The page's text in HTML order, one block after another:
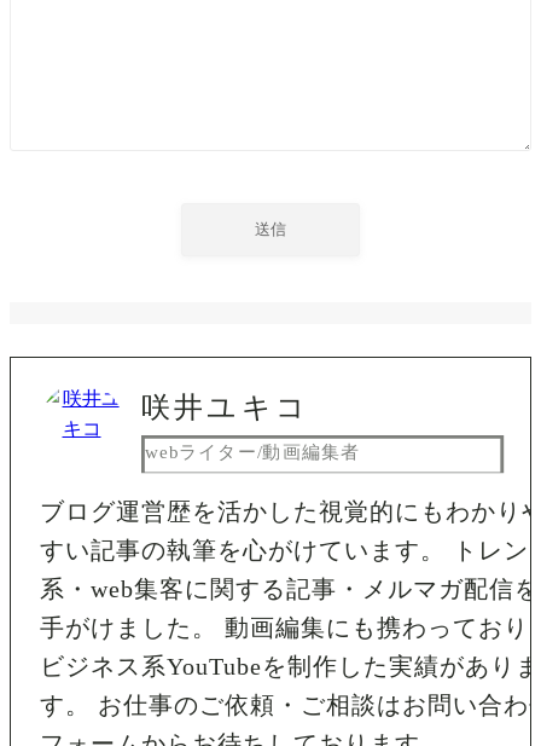
咲井ユキコ
webライター/動画編集者
ブログ運営歴を活かした視覚的にもわかり
すい記事の執筆を心がけています。 トレン
系・web集客に関する記事・メルマガ配信を
手がけました。 動画編集にも携わっており
ビジネス系YouTubeを制作した実績がありま
す。 お仕事のご依頼・ご相談はお問い合わ